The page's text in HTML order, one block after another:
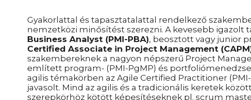
Gyakorlattal és tapasztatalattal rendelkező
nemzetközi minősítést szerezni. A kevesebb igazolt
Business Analyst (PMI-PBA), beosztott vagy junior
Certified Associate in Project Management
szakembereknek a nagyon népszerű Project
említett program- (PMI-PgMP) és
agilis témakörben az Agile Certified Practitioner
javasolt. Mind az agilis és a tradicionális keretek
szerepkörhöz kötött képesítéseknek pl. scrum